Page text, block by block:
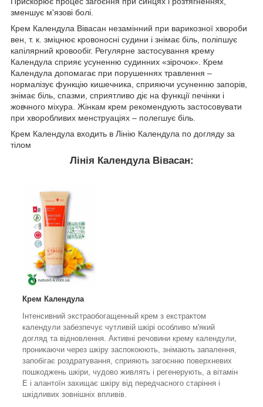
зменшує м'язові болі.
Крем Календула Вівасан незамінний при варикозної хвороби
вен, т. к. зміцнює кровоносні судини і знімає біль, поліпшує
капілярний кровообіг. Регулярне застосування крему
Календула сприяє усуненню судинних «зірочок». Крем
Календула допомагає при порушеннях травлення –
нормалізує функцію кишечника, сприяючи усуненню запорів,
знімає біль, спазми, сприятливо діє на функції печінки і
жовчного міхура. Жінкам крем рекомендують застосовувати
при хворобливих менструаціях – полегшує біль.
Крем Календула входить в Лінію Календула по догляду за
тілом
Лінія Календула Вівасан:
Крем Календула
Інтенсивний экстраобогащенный крем з екстрактом
календули забезпечує чутливій шкірі особливо м'який
догляд та відновлення. Активні речовини крему календули,
проникаючи через шкіру заспокоюють, знімають запалення,
запобігає роздратування, сприяють загоєнню поверхневих
пошкоджень шкіри, чудово живлять і регенерують, а вітамін
Е і алантоїн захищає шкіру від передчасного старіння і
шкідливих зовнішніх впливів.